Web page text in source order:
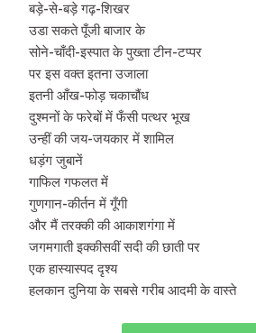
बड़े-से-बड़े गढ़-शिखर
उडा सकते पूँजी बाजार के
सोने-चाँदी-इस्पात के पुख्ता टीन-टप्पर
पर इस वक्त इतना उजाला
इतनी आँख-फोड़ चकाचौंध
दुश्मनों के फरेबों में फँसी पत्थर भूख
उन्हीं की जय-जयकार में शामिल
धड़ंग जुबानें
गाफिल गफलत में
गुणगान-कीर्तन में गूँगी
और मैं तरक्की की आकाशगंगा में
जगमगाती इक्कीसवीं सदी की छाती पर
एक हास्यास्पद दृश्य
हलकान दुनिया के सबसे गरीब आदमी के वास्ते